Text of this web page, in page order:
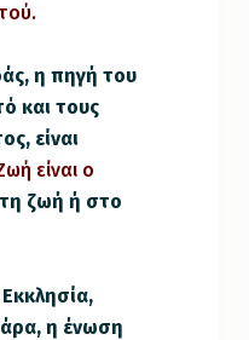
η πηγή του
και τους
είναι
είναι ο
ζωή ή στο
η ένωση